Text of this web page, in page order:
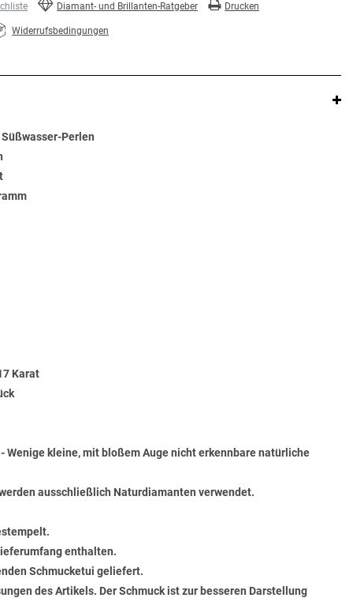
Diamant- und Brillanten-Ratgeber Drucken
Widerrufsbedingungen
Perlen
Karat
Wenige kleine, mit bloßem Auge nicht erkennbare natürliche
ausschließlich Naturdiamanten verwendet.
enthalten.
Schmucketui geliefert.
des Artikels. Der Schmuck ist zur besseren Darstellung